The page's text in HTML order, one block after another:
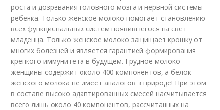
роста и дозревания головного мозга и нервной системы
ребенка. Только женское молоко помогает становлению
всех функциональных систем появившегося на свет
младенца. Только женское молоко защищает крошку от
многих болезней и является гарантией формирования
крепкого иммунитета в будущем. Грудное молоко
женщины содержит около 400 компонентов, а белок
женского молока не имеет аналогов в природе! При этом
в составе высоко адаптированных смесей насчитывается
всего лишь около 40 компонентов, рассчитанных на